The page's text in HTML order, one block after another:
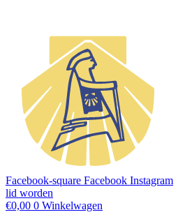
Facebook-square Facebook Instagram
lid worden
€0,00 0 Winkelwagen